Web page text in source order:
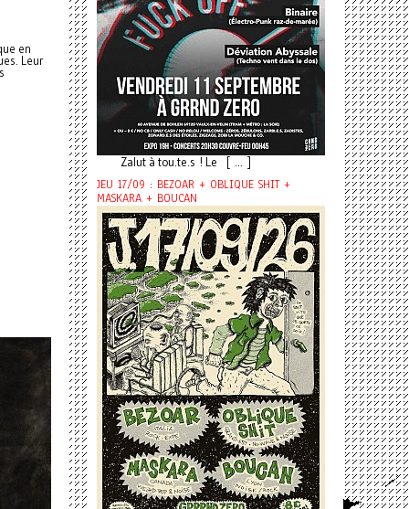
en
Leur
Zalut à tou.te.s ! Le [ ... ]
JEU 17/09 : BEZOAR + OBLIQUE SHIT +
MASKARA + BOUCAN